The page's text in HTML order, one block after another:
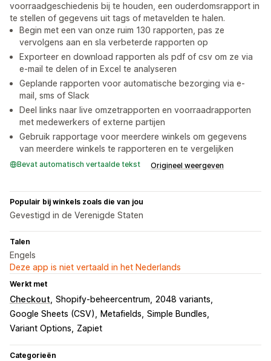
voorraadgeschiedenis bij te houden, een ouderdomsrapport in
te stellen of gegevens uit tags of metavelden te halen.
Begin met een van onze ruim 130 rapporten, pas ze
vervolgens aan en sla verbeterde rapporten op
Exporteer en download rapporten als pdf of csv om ze via
e-mail te delen of in Excel te analyseren
Geplande rapporten voor automatische bezorging via e-
mail, sms of Slack
Deel links naar live omzetrapporten en voorraadrapporten
met medewerkers of externe partijen
Gebruik rapportage voor meerdere winkels om gegevens
van meerdere winkels te rapporteren en te vergelijken
Bevat automatisch vertaalde tekst Origineel weergeven
Populair bij winkels zoals die van jou
Gevestigd in de Verenigde Staten
Talen
Engels
Deze app is niet vertaald in het Nederlands
Werkt met
Checkout Shopify-beheercentrum 2048 variants
Google Sheets (CSV)
Metafields Simple Bundles
Variant Options
Zapiet
Categorieën